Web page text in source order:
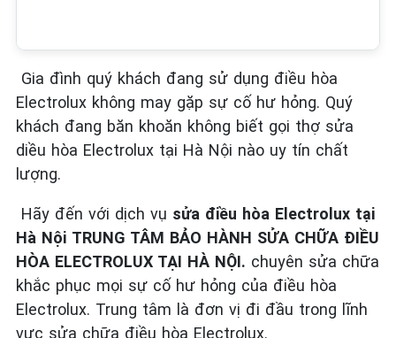
Gia đình quý khách đang sử dụng điều hòa
Electrolux không may gặp sự cố hư hỏng. Quý
khách đang băn khoăn không biết gọi thợ sửa
diều hòa Electrolux tại Hà Nội nào uy tín chất
lượng.
Hãy đến với dịch vụ sửa điều hòa Electrolux tại
Hà Nội TRUNG TÂM BẢO HÀNH SỬA CHỮA ĐIỀU
HÒA ELECTROLUX TẠI HÀ NỘI. chuyên sửa chữa
khắc phục mọi sự cố hư hỏng của điều hòa
Electrolux. Trung tâm là đơn vị đi đầu trong lĩnh
vực sửa chữa điều hòa Electrolux.